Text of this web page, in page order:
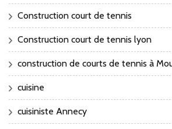
Construction court de tennis
Construction court de tennis lyon
construction de courts de tennis à
cuisine
cuisiniste Annecy